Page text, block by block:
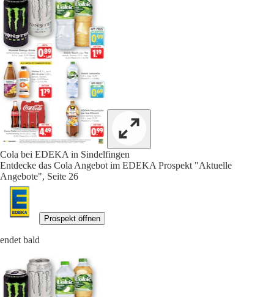
Cola bei EDEKA in Sindelfingen
Entdecke das Cola Angebot im EDEKA Prospekt "Aktuelle
Angebote", Seite 26
Prospekt öffnen
endet bald